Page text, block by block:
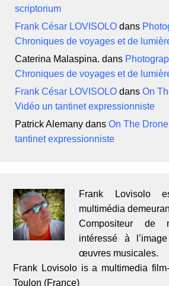
scriptorium
Frank César LOVISOLO dans
Chroniques de voyages et de
Caterina Malaspina. dans
Chroniques de voyages et de
Frank César LOVISOLO dansOn
Vidéo un tantinet expressionniste
Patrick Alemany dansOn The
tantinet expressionniste
Frank Lovisolo
multimédia
Compositeur de
intéressé à
œuvres musicales.
Frank Lovisolo is a multimedia
Toulon (France)